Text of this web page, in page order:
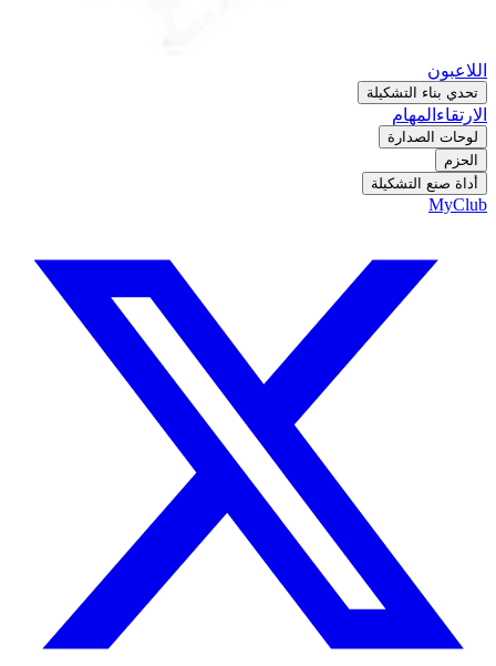
اللاعبون
تحدي بناء التشكيلة
الارتقاء المهام
لوحات الصدارة
الحزم
أداة صنع التشكيلة
MyClub